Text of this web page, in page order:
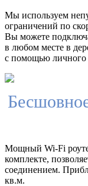
Мы используем
ограничений по
Вы можете
в любом месте в
с помощью личного
Мощный Wi-Fi
комплекте,
соединением.
кв.м.